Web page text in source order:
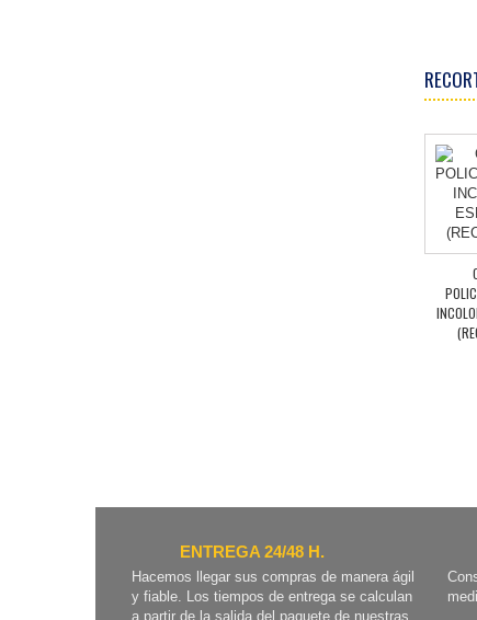
ENTREGA 24/48 H.
Hacemos llegar sus compras de manera ágil
y fiable. Los tiempos de entrega se calculan
a partir de la salida del paquete de nuestras